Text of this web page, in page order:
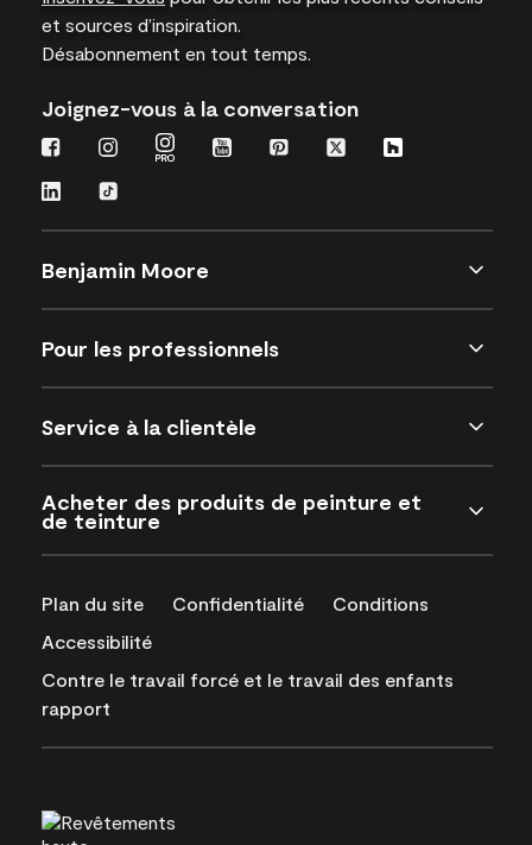
et sources d’inspiration.
Désabonnement en tout temps.
Joignez-vous à la conversation
Benjamin Moore
Pour les professionnels
Service à la clientèle
Acheter des produits de peinture et
de teinture
Plan du site Confidentialité
Conditions
Accessibilité
Contre le travail forcé et le travail des enfants
rapport